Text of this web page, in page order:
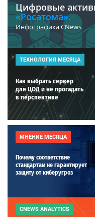
Цифровые
«Росатома».
Инфографика CNews
ТЕХНОЛОГИЯ МЕСЯЦА
Как выбрать сервер
для ЦОД и не прогадать
в перспективе
МНЕНИЕ МЕСЯЦА
Почему соответствие
стандартам не гарантирует
защиту от киберугроз
CNEWS ANALYTICS